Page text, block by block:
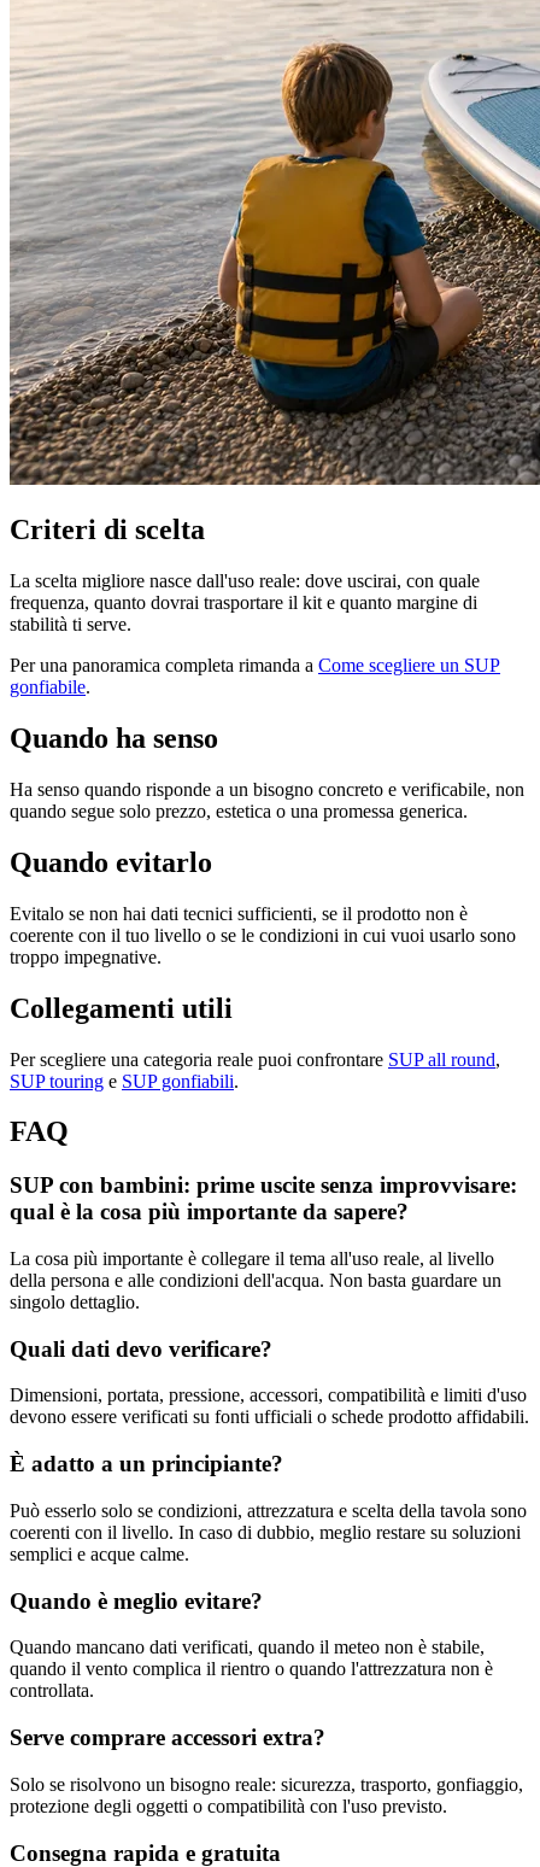
Criteri di scelta
La scelta migliore nasce dall'uso reale: dove uscirai, con quale
frequenza, quanto dovrai trasportare il kit e quanto margine di
stabilità ti serve.
Per una panoramica completa rimanda a Come scegliere un SUP
gonfiabile.
Quando ha senso
Ha senso quando risponde a un bisogno concreto e verificabile, non
quando segue solo prezzo, estetica o una promessa generica.
Quando evitarlo
Evitalo se non hai dati tecnici sufficienti, se il prodotto non è
coerente con il tuo livello o se le condizioni in cui vuoi usarlo sono
troppo impegnative.
Collegamenti utili
Per scegliere una categoria reale puoi confrontare SUP all round,
SUP touring e SUP gonfiabili.
FAQ
SUP con bambini: prime uscite senza improvvisare:
qual è la cosa più importante da sapere?
La cosa più importante è collegare il tema all'uso reale, al livello
della persona e alle condizioni dell'acqua. Non basta guardare un
singolo dettaglio.
Quali dati devo verificare?
Dimensioni, portata, pressione, accessori, compatibilità e limiti d'uso
devono essere verificati su fonti ufficiali o schede prodotto affidabili.
È adatto a un principiante?
Può esserlo solo se condizioni, attrezzatura e scelta della tavola sono
coerenti con il livello. In caso di dubbio, meglio restare su soluzioni
semplici e acque calme.
Quando è meglio evitare?
Quando mancano dati verificati, quando il meteo non è stabile,
quando il vento complica il rientro o quando l'attrezzatura non è
controllata.
Serve comprare accessori extra?
Solo se risolvono un bisogno reale: sicurezza, trasporto, gonfiaggio,
protezione degli oggetti o compatibilità con l'uso previsto.
Consegna rapida e gratuita